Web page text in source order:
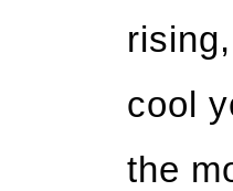
cool
the